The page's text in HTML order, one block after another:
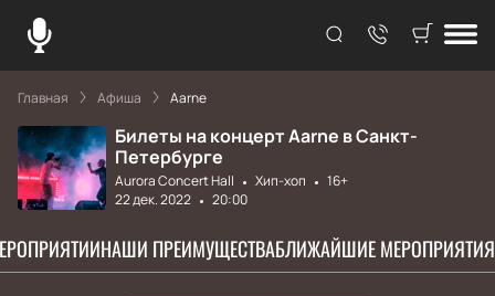
Главная Афиша Aarne
Билеты на концерт Aarne в Санкт-
Петербурге
Aurora Concert Hall Хип-хоп
16+
22 дек. 2022
20:00
НАШИ ПРЕИМУЩЕСТВАБЛИЖАЙШИЕ МЕРОПРИЯТИЯ